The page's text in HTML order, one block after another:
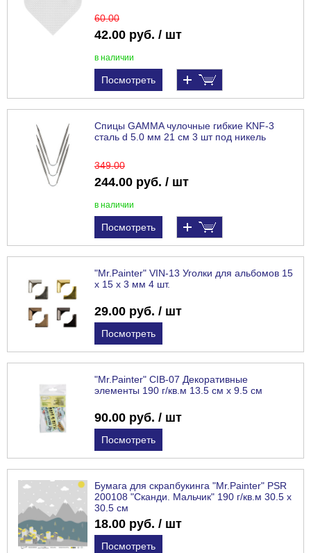
60.00
42.00 руб. / шт
в наличии
Посмотреть
Спицы GAMMA чулочные гибкие KNF-3
сталь d 5.0 мм 21 см 3 шт под никель
349.00
244.00 руб. / шт
в наличии
Посмотреть
"Mr.Painter" VIN-13 Уголки для альбомов 15
x 15 x 3 мм 4 шт.
29.00 руб. / шт
Посмотреть
"Mr.Painter" CIB-07 Декоративные
элементы 190 г/кв.м 13.5 см х 9.5 см
90.00 руб. / шт
Посмотреть
Бумага для скрапбукинга "Mr.Painter" PSR
200108 "Сканди. Мальчик" 190 г/кв.м 30.5 x
30.5 см
18.00 руб. / шт
Посмотреть